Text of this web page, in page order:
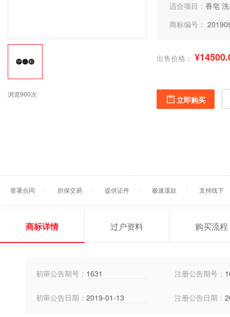
浏览900次
适合项目： 香皂
商标编号：
出售价格：
立即购买
签署合同 担保交易 提供证件 极速退款 支持线下
商标详情 过户资料 购买流程
初审公告期号： 1631 注册公告期号：
初审公告日期： 2019-01-13 注册公告日期：